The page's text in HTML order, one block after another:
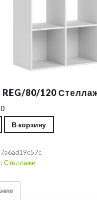
REG/80/120
MODAI REG/80/120 Стеллаж
В корзину
Стеллажи